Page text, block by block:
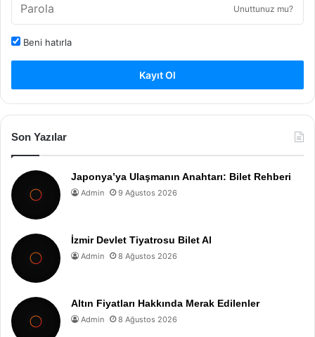
Unuttunuz mu?
Beni hatırla
Kayıt Ol
Son Yazılar
Japonya’ya Ulaşmanın Anahtarı: Bilet Rehberi
Admin 9 Ağustos 2026
İzmir Devlet Tiyatrosu Bilet Al
Admin 8 Ağustos 2026
Altın Fiyatları Hakkında Merak Edilenler
Admin 8 Ağustos 2026